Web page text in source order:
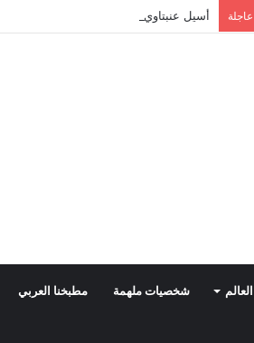
أسيل عنبتاوي عالمة فضاء فلسطينية أمريكية
شخصيات ملهمة مطبخنا العربي